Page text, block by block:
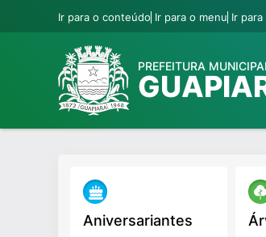
Ir para o conteúdo Ir para o menu Ir
PREFEITURA
Aniversariantes